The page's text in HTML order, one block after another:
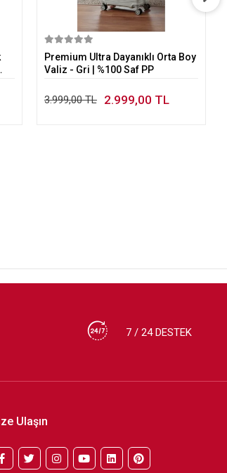
Premium Ultra Dayanıklı Orta Boy
Valiz - Gri | %100 Saf PP
3.999,00 TL 2.999,00 TL
7 / 24 DESTEK
Ulaşın